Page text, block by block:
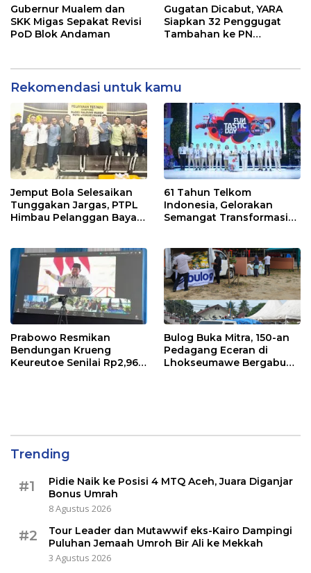
Berkelanjutan
Gubernur Mualem dan
SKK Migas Sepakat Revisi
PoD Blok Andaman
Gugatan Dicabut, YARA
Siapkan 32 Penggugat
Tambahan ke PN
Rekomendasi untuk kamu
Jemput Bola Selesaikan
Tunggakan Jargas, PTPL
Himbau Pelanggan Bayar
61 Tahun Telkom
Indonesia, Gelorakan
Semangat Transformasi
Prabowo Resmikan
Bendungan Krueng
Keureutoe Senilai Rp2,96
Bulog Buka Mitra, 150-an
Pedagang Eceran di
Lhokseumawe Bergabung
Trending
#1
Pidie Naik ke Posisi 4 MTQ Aceh, Juara Diganjar
Bonus Umrah
8 Agustus 2026
#2
Tour Leader dan Mutawwif eks-Kairo Dampingi
Puluhan Jemaah Umroh Bir Ali ke Mekkah
3 Agustus 2026